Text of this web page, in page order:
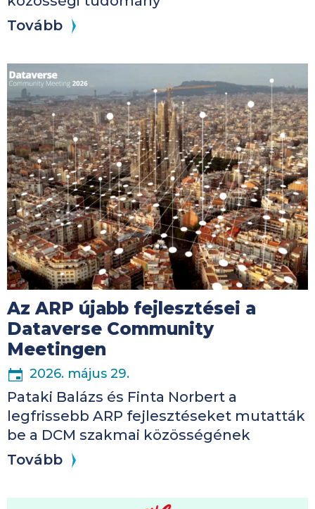
Tovább
Kép
Az ARP újabb fejlesztései a
Dataverse Community
Meetingen
2026. május 29.
Pataki Balázs és Finta Norbert a
legfrissebb ARP fejlesztéseket mutatták
be a DCM szakmai közösségének
Tovább